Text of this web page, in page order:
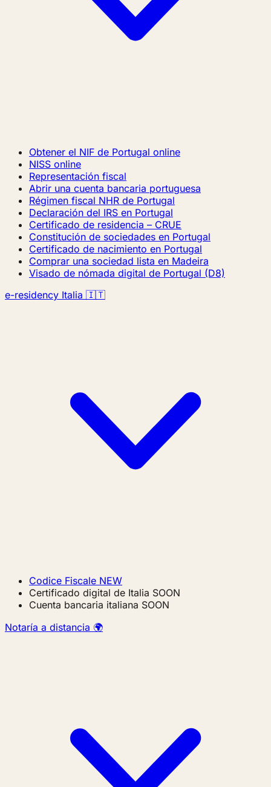
Obtener el NIF de Portugal online
NISS online
Representación fiscal
Abrir una cuenta bancaria portuguesa
Régimen fiscal NHR de Portugal
Declaración del IRS en Portugal
Certificado de residencia – CRUE
Constitución de sociedades en Portugal
Certificado de nacimiento en Portugal
Comprar una sociedad lista en Madeira
Visado de nómada digital de Portugal (D8)
e-residency Italia 🇮🇹
Codice Fiscale NEW
Certificado digital de Italia SOON
Cuenta bancaria italiana SOON
Notaría a distancia 🌍